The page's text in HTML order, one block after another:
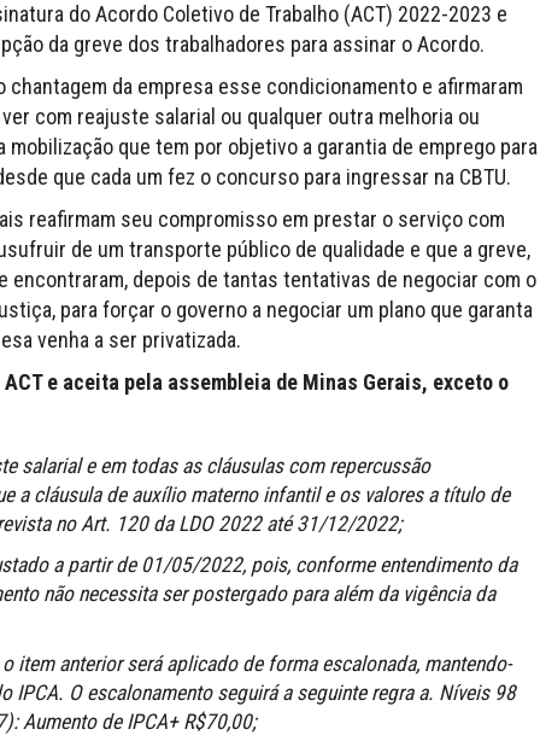
do Acordo Coletivo de Trabalho (ACT) 2022-2023 e
da greve dos trabalhadores para assinar o Acordo.
da empresa esse condicionamento e afirmaram
com reajuste salarial ou qualquer outra melhoria ou
mobilização que tem por objetivo a garantia de emprego para
que cada um fez o concurso para ingressar na CBTU.
reafirmam seu compromisso em prestar o serviço com
de um transporte público de qualidade e que a greve,
encontraram, depois de tantas tentativas de negociar com o
para forçar o governo a negociar um plano que garanta
venha a ser privatizada.
e aceita pela assembleia de Minas Gerais, exceto o
salarial e em todas as cláusulas com repercussão
a cláusula de auxílio materno infantil e os valores a título de
no Art. 120 da LDO 2022 até 31/12/2022;
a partir de 01/05/2022, pois, conforme entendimento da
não necessita ser postergado para além da vigência da
item anterior será aplicado de forma escalonada, mantendo-
O escalonamento seguirá a seguinte regra a. Níveis 98
Aumento de IPCA+ R$70,00;